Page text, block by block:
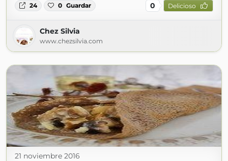
24 0 Guardar 0 Delicioso
Chez Silvia
www.chezsilvia.com
21 noviembre 2016